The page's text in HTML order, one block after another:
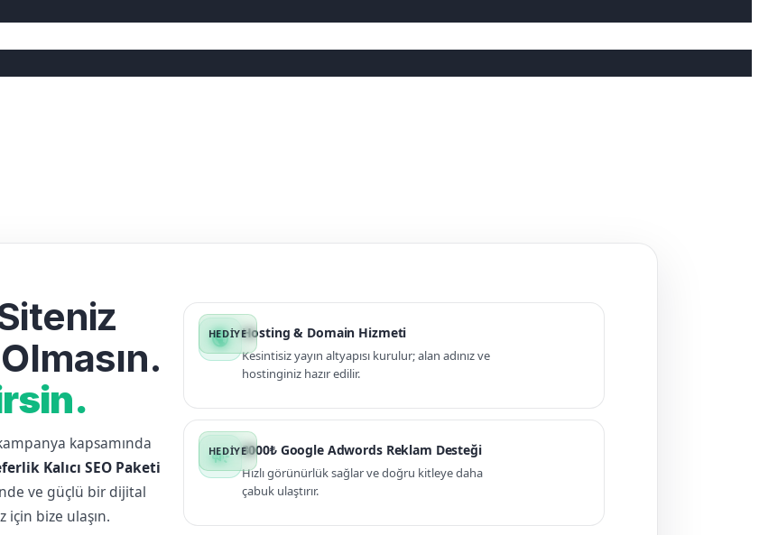
kapsamında
Kalıcı SEO Paketi
ve güçlü bir dijital
için bize ulaşın.
public Hosting & Domain Hizmeti
Kesintisiz yayın altyapısı kurulur; alan adınız ve
hostinginiz hazır edilir.
campaign 3000₺ Google Adwords Reklam Desteği
Hızlı görünürlük sağlar ve doğru kitleye daha
çabuk ulaştırır.